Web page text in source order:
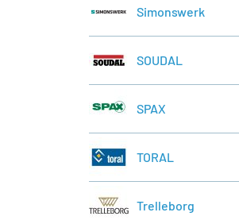
Simonswerk
SOUDAL
SPAX
TORAL
Trelleborg